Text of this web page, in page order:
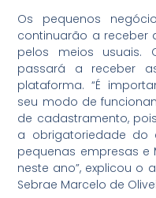
Os pequenos
continuarão a receber
pelos meios usuais.
passará a receber
plataforma. “É
seu modo de
de cadastramento,
a obrigatoriedade
pequenas empresas e
neste ano”, explicou o
Sebrae Marcelo de